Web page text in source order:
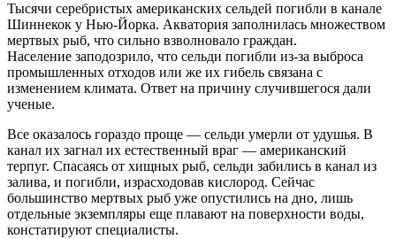
Тысячи серебристых американских сельдей погибли в канале
Шиннекок у Нью-Йорка. Акватория заполнилась множеством
мертвых рыб, что сильно взволновало граждан.
Население заподозрило, что сельди погибли из-за выброса
промышленных отходов или же их гибель связана с
изменением климата. Ответ на причину случившегося дали
ученые.
Все оказалось гораздо проще — сельди умерли от удушья. В
канал их загнал их естественный враг — американский
терпуг. Спасаясь от хищных рыб, сельди забились в канал из
залива, и погибли, израсходовав кислород. Сейчас
большинство мертвых рыб уже опустились на дно, лишь
отдельные экземпляры еще плавают на поверхности воды,
констатируют специалисты.